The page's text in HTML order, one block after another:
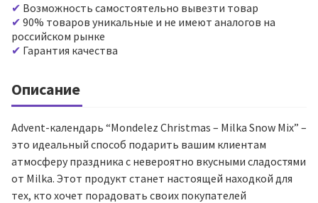
Возможность самостоятельно вывезти товар
90% товаров уникальные и не имеют аналогов на
российском рынке
Гарантия качества
Описание
Advent-календарь “Mondelez Christmas – Milka Snow Mix” –
это идеальный способ подарить вашим клиентам
атмосферу праздника с невероятно вкусными сладостями
от Milka. Этот продукт станет настоящей находкой для
тех, кто хочет порадовать своих покупателей